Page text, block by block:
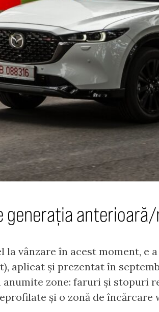
generația
la vânzare în acest moment, e
aplicat și prezentat în
zone: faruri și stopuri
și o zonă de încărcare